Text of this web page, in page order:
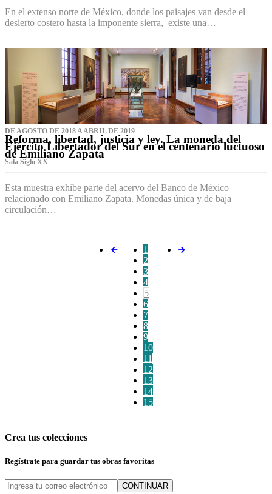
En el extenso norte de México, donde los paisajes van desde el
desierto costero hasta la imponente sierra, existe una…
DE AGOSTO DE 2018 A ABRIL DE 2019
Reforma, libertad, justicia y ley. La moneda del
Ejército Libertador del Sur en el centenario luctuoso
de Emiliano Zapata
Sala Siglo XX
Esta muestra exhibe parte del acervo del Banco de México
relacionado con Emiliano Zapata. Monedas única y de baja
circulación…
1
2
3
4
5
6
7
8
9
10
11
12
13
14
15
Crea tus colecciones
Regístrate para guardar tus obras favoritas
CONTINUAR